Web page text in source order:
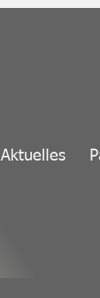
Aktuelles